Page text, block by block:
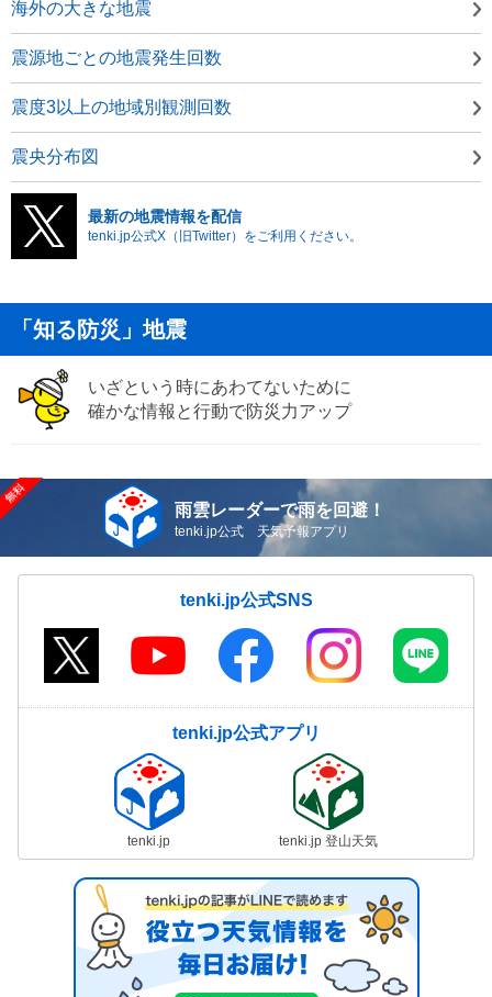
海外の大きな地震
震源地ごとの地震発生回数
震度3以上の地域別観測回数
震央分布図
最新の地震情報を配信
tenki.jp公式X（旧Twitter）をご利用ください。
「知る防災」地震
いざという時にあわてないために
確かな情報と行動で防災力アップ
雨雲レーダーで雨を回避！
tenki.jp公式 天気予報アプリ
tenki.jp公式SNS
tenki.jp公式アプリ
tenki.jp tenki.jp 登山天気